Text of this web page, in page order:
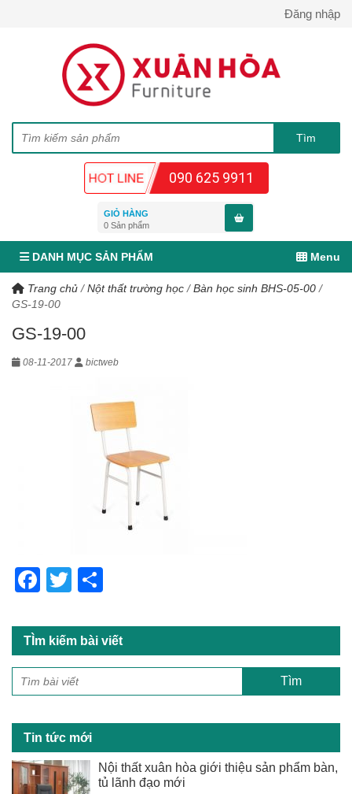
Đăng nhập
090 625 9911
GIỎ HÀNG
0 Sản phẩm
DANH MỤC SẢN PHẨM Menu
Trang chủ /Nột thất trường học /Bàn học sinh BHS-05-00 /
GS-19-00
GS-19-00
08-11-2017 bictweb
F
c
e
b
o
k
T
tt
er
ar
e
TÌm kiếm bài viết
Tin tức mới
Nội thất xuân hòa giới thiệu sản phẩm bàn,
tủ lãnh đạo mới